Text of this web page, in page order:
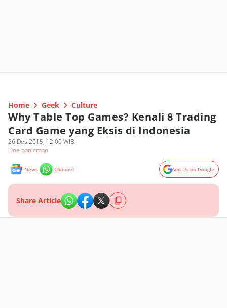
Home Geek Culture
Why Table Top Games? Kenali 8 Trading
Card Game yang Eksis di Indonesia
26 Des 2015, 12:00 WIB
One panicman
News Channel Add Us on Google
Share Article